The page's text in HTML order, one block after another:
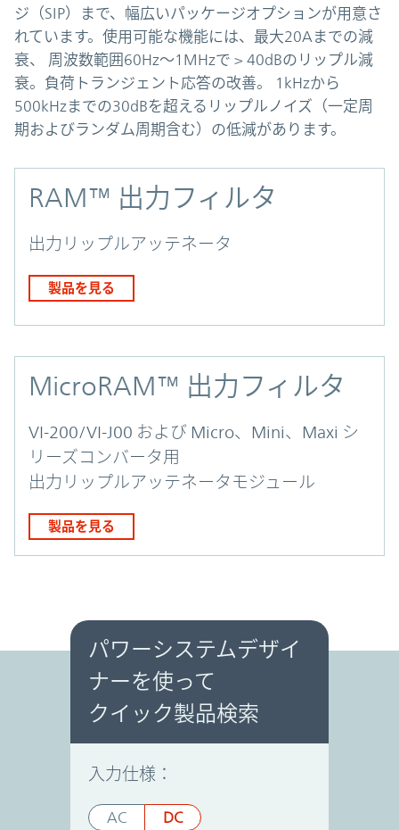
ジ（SIP）まで、幅広いパッケージオプションが用意さ
れています。使用可能な機能には、最大20Aまでの減
衰、 周波数範囲60Hz〜1MHzで > 40dBのリップル減
衰。負荷トランジェント応答の改善。 1kHzから
500kHzまでの30dBを超えるリップルノイズ（一定周
期およびランダム周期含む）の低減があります。
RAM™ 出力フィルタ
出力リップルアッテネータ
製品を見る
MicroRAM™ 出力フィルタ
VI-200/VI-J00 および Micro、Mini、Maxi シ
リーズコンバータ用
出力リップルアッテネータモジュール
製品を見る
パワーシステムデザイナー
パワーシステムデザイ
ナーを使って
クイック製品検索
入力仕様：
AC DC